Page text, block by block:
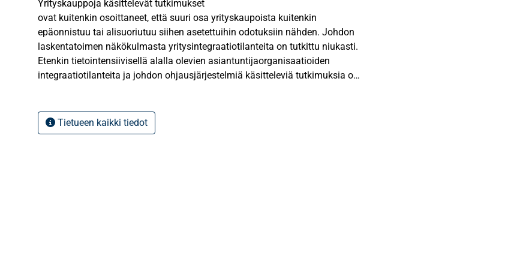
Yrityskauppoja käsittelevät tutkimukset
ovat kuitenkin osoittaneet, että suuri osa yrityskaupoista kuitenkin
epäonnistuu tai alisuoriutuu siihen asetettuihin odotuksiin nähden. Johdon
laskentatoimen näkökulmasta yritysintegraatiotilanteita on tutkittu niukasti.
Etenkin tietointensiivisellä alalla olevien asiantuntijaorganisaatioiden
integraatiotilanteita ja johdon ohjausjärjestelmiä käsitteleviä tutkimuksia on
työntekijöiden käyttäytymistä kohti integraation
päämääriä ja tavoitteita.
Tietueen kaikki tiedot